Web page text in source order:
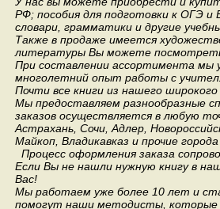
РФ; пособия для подготовки к ОГЭ и
словари, грамматики и другие
Также в продаже имеется
литературы Вы можете
При составлении ассортимента мы
многолетний опыт работы с
Почти все книги из нашего
Мы предоставляем разнообразные
заказов осуществляется в любую
Астрахань, Сочи, Адлер,
Майкоп, Владикавказ и прочие
Процесс оформления заказа
Если Вы не нашли нужную книгу в
Вас!
Мы работаем уже более 10 лет и
помогут наши методисты, которые